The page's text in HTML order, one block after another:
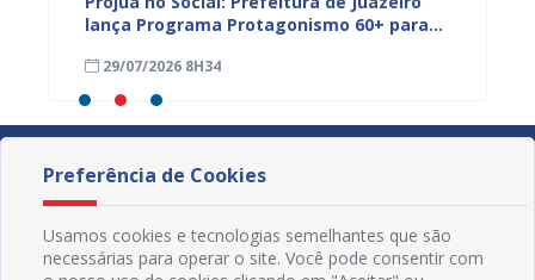
lança Programa Protagonismo 60+ para
idosa
29/07/2026 8H34
Preferência de Cookies
Usamos cookies e tecnologias semelhantes que são
necessárias para operar o site. Você pode consentir com